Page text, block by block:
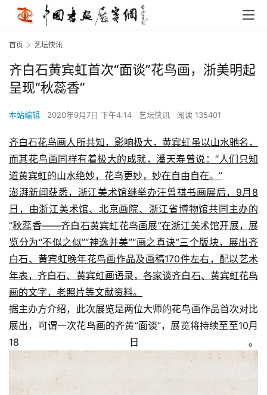
首页 艺坛快讯
齐白石黄宾虹首次“面谈”花鸟画，浙美明起
呈现“秋蕊香”
本站编辑 2020年9月7日 下午4:14 艺坛快讯 阅读 135401
齐白石花鸟画人所共知，影响极大，黄宾虹虽以山水驰名，
而其花鸟画同样有着极大的成就，潘天寿曾说：“人们只知
道黄宾虹的山水绝妙，花鸟更妙，妙在自由自在。”
澎湃新闻获悉，浙江美术馆继举办汪曾祺书画展后，9月8
日，由浙江美术馆、北京画院、浙江省博物馆共同主办的
“秋蕊香——齐白石黄宾虹花鸟画展”在浙江美术馆开展，展
览分为“不似之似”“神逸并美”“画之真诀”三个版块，展出齐
白石、黄宾虹晚年花鸟画作品及画稿170件左右，配以艺术
年表，齐白石、黄宾虹画语录，各家谈齐白石、黄宾虹花鸟
画的文字，老照片等文献资料。
据主办方介绍，此次展览是两位大师的花鸟画作品首次对比
展出，可谓一次花鸟画的齐黄“面谈”，展览将持续至至10月
18日。